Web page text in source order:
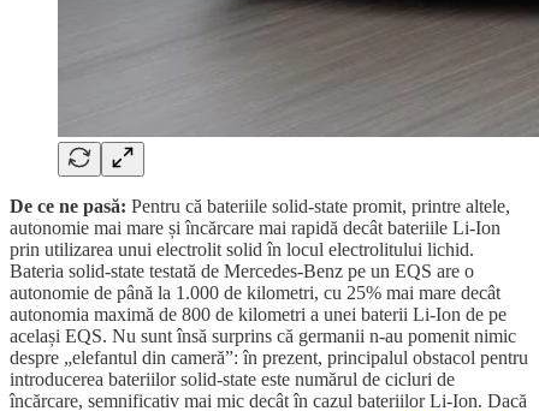
De ce ne pasă: Pentru că bateriile solid-state promit, printre altele,
autonomie mai mare și încărcare mai rapidă decât bateriile Li-Ion
prin utilizarea unui electrolit solid în locul electrolitului lichid.
Bateria solid-state testată de Mercedes-Benz pe un EQS are o
autonomie de până la 1.000 de kilometri, cu 25% mai mare decât
autonomia maximă de 800 de kilometri a unei baterii Li-Ion de pe
același EQS. Nu sunt însă surprins că germanii n-au pomenit nimic
despre „elefantul din cameră”: în prezent, principalul obstacol pentru
introducerea bateriilor solid-state este numărul de cicluri de
încărcare, semnificativ mai mic decât în cazul bateriilor Li-Ion. Dacă